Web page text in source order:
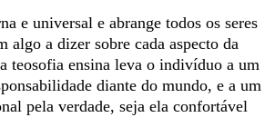
e universal e abrange todos os seres
algo a dizer sobre cada aspecto da
teosofia ensina leva o indivíduo a um
diante do mundo, e a um
pela verdade, seja ela confortável